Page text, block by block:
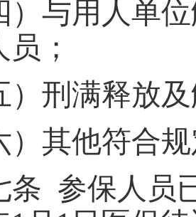
）与用人单
；
）刑满释放
）其他符合
条 参保人员